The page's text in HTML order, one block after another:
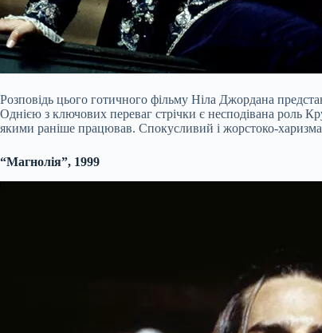
Розповідь цього готичного фільму Ніла Джордана
Однією з ключових переваг стрічки є несподівана роль
якими раніше працював. Спокусливий і жорстоко-
“Магнолія”, 1999